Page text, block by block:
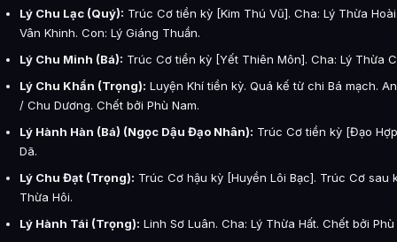
Lý Chu Lạc (Quý): Trúc Cơ tiền kỳ [Kim Thú Vũ]. Cha: Lý Thừa
Vân Khinh. Con: Lý Giáng Thuần.
Lý Chu Minh (Bá): Trúc Cơ tiền kỳ [Yết Thiên Môn]. Cha: Lý Thừa
Lý Chu Khẩn (Trọng): Luyện Khí tiền kỳ. Quá kế từ chi Bá mạch.
/ Chu Dương. Chết bởi Phù Nam.
Lý Hành Hàn (Bá) (Ngọc Dậu Đạo Nhân): Trúc Cơ tiền kỳ [Đạo
Dã.
Lý Chu Đạt (Trọng): Trúc Cơ hậu kỳ [Huyền Lôi Bạc]. Trúc Cơ sau
Thừa Hôi.
Lý Hành Tái (Trọng): Linh Sơ Luân. Cha: Lý Thừa Hất. Chết bởi Phù